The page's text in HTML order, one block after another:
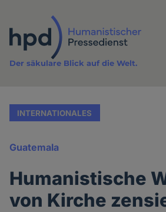
Inhalt
Der säkulare Blick auf die Welt.
INTERNATIONALES
Guatemala
Humanistische
von Kirche